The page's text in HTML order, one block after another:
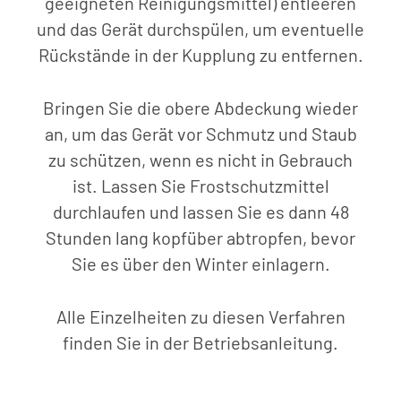
und das Gerät durchspülen, um eventuelle
Rückstände in der Kupplung zu entfernen.
Bringen Sie die obere Abdeckung wieder
an, um das Gerät vor Schmutz und Staub
zu schützen, wenn es nicht in Gebrauch
ist. Lassen Sie Frostschutzmittel
durchlaufen und lassen Sie es dann 48
Stunden lang kopfüber abtropfen, bevor
Sie es über den Winter einlagern.
Alle Einzelheiten zu diesen Verfahren
finden Sie in der Betriebsanleitung.